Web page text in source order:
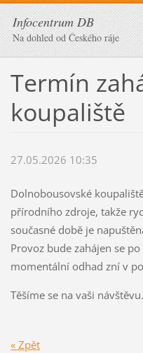
Infocentrum DB
Na dohled od Českého ráje
Termín
koupaliště
27.05.2026 10:35
Dolnobousovské
přírodního zdroje, takže
současné době je
Provoz bude zahájen se
momentální odhad zní v
Těšíme se na vaši návštěvu.
« Zpět